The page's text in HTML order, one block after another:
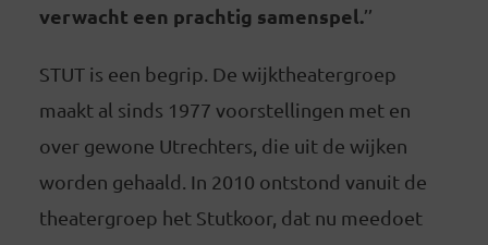
verwacht een prachtig samenspel.’’
STUT is een begrip. De wijktheatergroep
maakt al sinds 1977 voorstellingen met en
over gewone Utrechters, die uit de wijken
worden gehaald. In 2010 ontstond vanuit de
theatergroep het Stutkoor, dat nu meedoet